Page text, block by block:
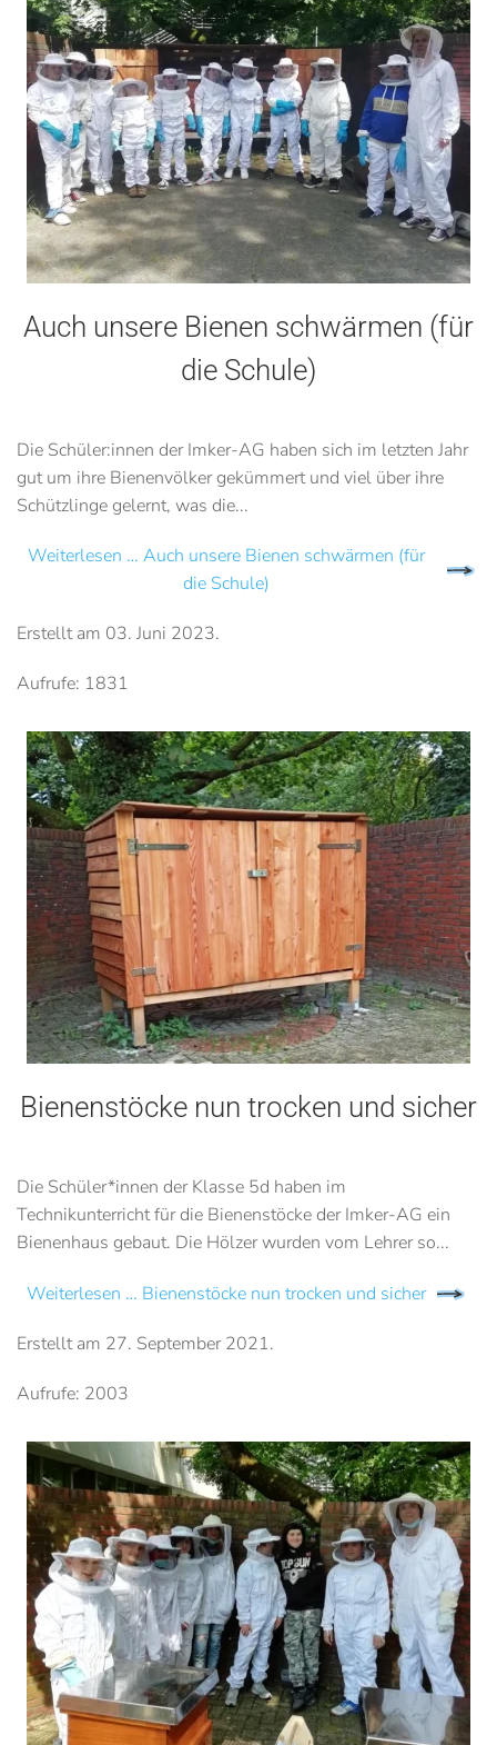
Auch unsere Bienen schwärmen (für
die Schule)
Die Schüler:innen der Imker-AG haben sich im letzten Jahr
gut um ihre Bienenvölker gekümmert und viel über ihre
Schützlinge gelernt, was die...
Weiterlesen … Auch unsere Bienen schwärmen (für
die Schule)
Erstellt am 03. Juni 2023.
Aufrufe: 1831
Bienenstöcke nun trocken und sicher
Die Schüler*innen der Klasse 5d haben im
Technikunterricht für die Bienenstöcke der Imker-AG ein
Bienenhaus gebaut. Die Hölzer wurden vom Lehrer so...
Weiterlesen … Bienenstöcke nun trocken und sicher
Erstellt am 27. September 2021.
Aufrufe: 2003